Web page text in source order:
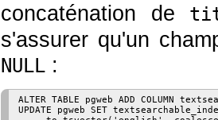
concaténation de
s'assurer qu'un
NULL :
ALTER TABLE pgweb ADD COLUMN
UPDATE pgweb SET